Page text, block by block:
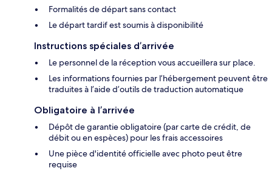
Formalités de départ sans contact
Le départ tardif est soumis à disponibilité
Instructions spéciales d’arrivée
Le personnel de la réception vous accueillera sur place.
Les informations fournies par l’hébergement peuvent être
traduites à l’aide d’outils de traduction automatique
Obligatoire à l’arrivée
Dépôt de garantie obligatoire (par carte de crédit, de
débit ou en espèces) pour les frais accessoires
Une pièce d'identité officielle avec photo peut être
requise